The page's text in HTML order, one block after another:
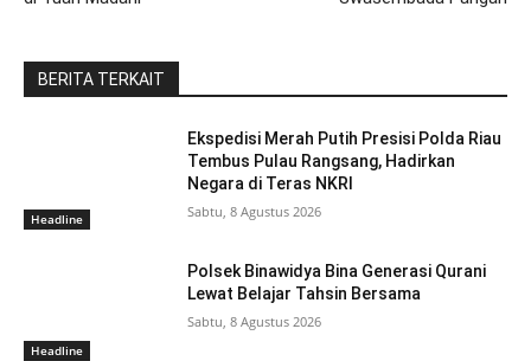
BERITA TERKAIT
Headline
Ekspedisi Merah Putih Presisi Polda Riau
Tembus Pulau Rangsang, Hadirkan
Negara di Teras NKRI
Sabtu, 8 Agustus 2026
Headline
Polsek Binawidya Bina Generasi Qurani
Lewat Belajar Tahsin Bersama
Sabtu, 8 Agustus 2026